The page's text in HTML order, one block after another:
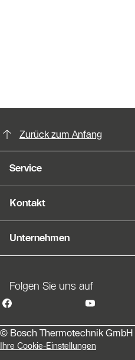
Zurück zum Anfang
Service
Kontakt
Unternehmen
Folgen Sie uns auf
© Bosch Thermotechnik
Ihre Cookie-Einstellungen